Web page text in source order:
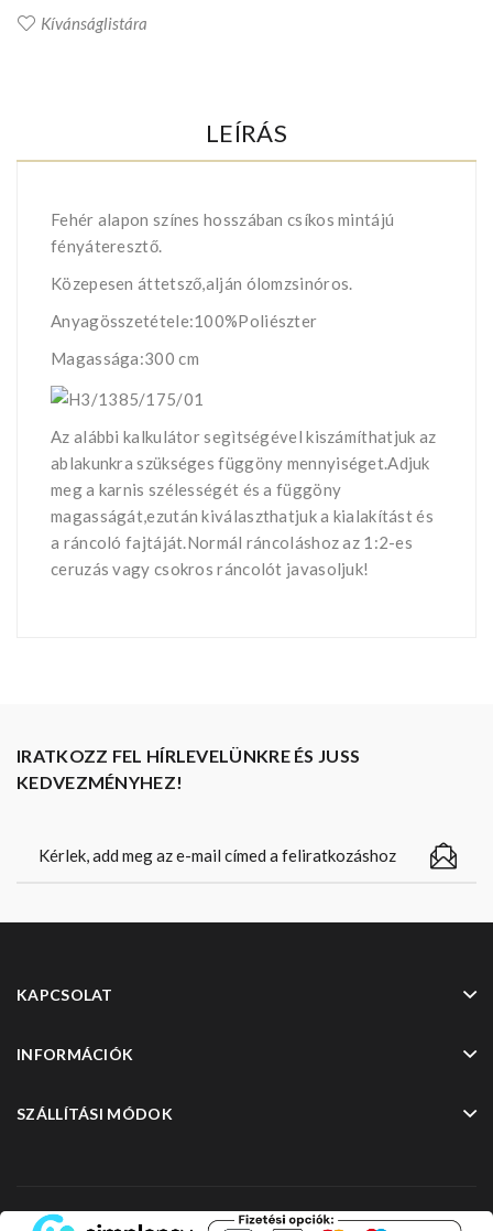
Kívánságlistára
LEÍRÁS
Fehér alapon színes hosszában csíkos mintájú
fényáteresztő.
Közepesen áttetsző,alján ólomzsinóros.
Anyagösszetétele:100%Poliészter
Magassága:300 cm
Az alábbi kalkulátor segìtségével kiszámíthatjuk az
ablakunkra szükséges függöny mennyiséget.Adjuk
meg a karnis szélességét és a függöny
magasságát,ezután kiválaszthatjuk a kialakítást és
a ráncoló fajtáját.Normál ráncoláshoz az 1:2-es
ceruzás vagy csokros ráncolót javasoljuk!
IRATKOZZ FEL HÍRLEVELÜNKRE ÉS JUSS
KEDVEZMÉNYHEZ!
KAPCSOLAT
INFORMÁCIÓK
SZÁLLÍTÁSI MÓDOK